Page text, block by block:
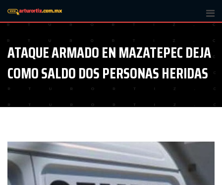
ATAQUE ARMADO EN MAZATEPEC DEJA
COMO SALDO DOS PERSONAS HERIDAS